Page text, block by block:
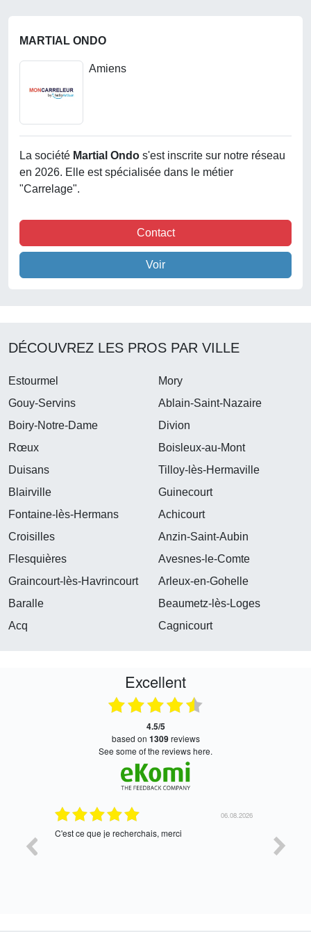
MARTIAL ONDO
Amiens
La société Martial Ondo s'est inscrite sur notre réseau
en 2026. Elle est spécialisée dans le métier
"Carrelage".
Contact
Voir
DÉCOUVREZ LES PROS PAR VILLE
Estourmel
Mory
Gouy-Servins
Ablain-Saint-Nazaire
Boiry-Notre-Dame
Divion
Rœux
Boisleux-au-Mont
Duisans
Tilloy-lès-Hermaville
Blairville
Guinecourt
Fontaine-lès-Hermans
Achicourt
Croisilles
Anzin-Saint-Aubin
Flesquières
Avesnes-le-Comte
Graincourt-lès-Havrincourt
Arleux-en-Gohelle
Baralle
Beaumetz-lès-Loges
Acq
Cagnicourt
Excellent
4.5/5
based on 1309reviews
see some of the reviews here.
05.08.2026
tres bien